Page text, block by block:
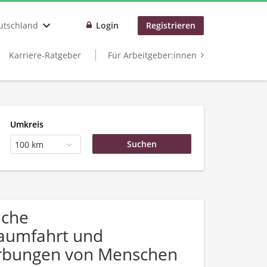
Login Registrieren
Karriere-Ratgeber Für Arbeitgeber:innen
Umkreis
100 km
und
von Menschen